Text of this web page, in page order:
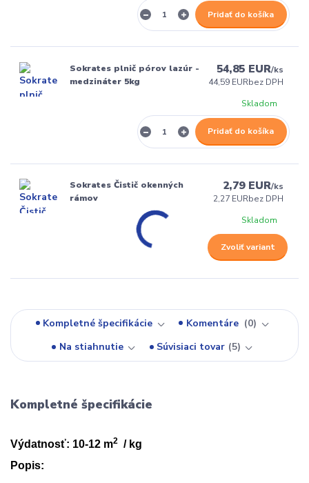
Pridať do košíka
Sokrates plnič pórov lazúr -
medzináter 5kg
54,85 EUR/ks
44,59 EURbez DPH
Skladom
Pridať do košíka
Sokrates Čistič okenných
rámov
2,79 EUR/ks
2,27 EURbez DPH
Skladom
Zvoliť variant
Kompletné špecifikácie Komentáre
0
Na stiahnutie
Súvisiaci tovar 5
Kompletné špecifikácie
Výdatnosť: 10-12 m2 / kg
Popis: